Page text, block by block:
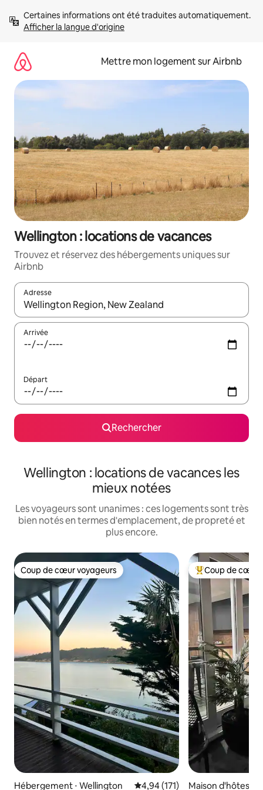
directement
Afficher la langue d'origine
Mettre mon logement sur Airbnb
Wellington : locations de vacances
Trouvez et réservez des hébergements uniques sur
Airbnb
Adresse
Lorsque les résultats s'affichent, utilisez les flèches vers le
Arrivée
Départ
Rechercher
Wellington : locations de vacances les
mieux notées
Les voyageurs sont unanimes : ces logements sont très
bien notés en termes d'emplacement, de propreté et
plus encore.
Coup de cœur voyageurs
Coup de cœur voyageurs
Hébergement ⋅ Wellington Évaluation moyenne sur la
4,94 (171)
Coups de cœur
Coup de cœur
Maison d'hôtes ⋅